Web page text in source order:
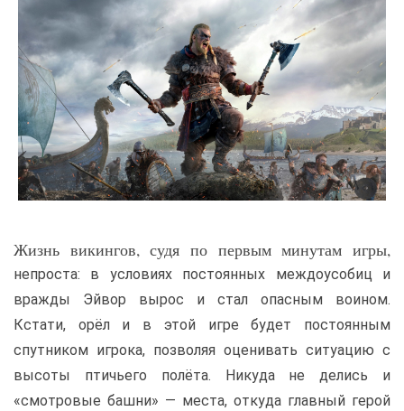
Жизнь викингов, судя по первым минутам игры,
непроста: в условиях постоянных междоусобиц и
вражды Эйвор вырос и стал опасным воином.
Кстати, орёл и в этой игре будет постоянным
спутником игрока, позволяя оценивать ситуацию с
высоты птичьего полёта. Никуда не делись и
«смотровые башни» — места, откуда главный герой